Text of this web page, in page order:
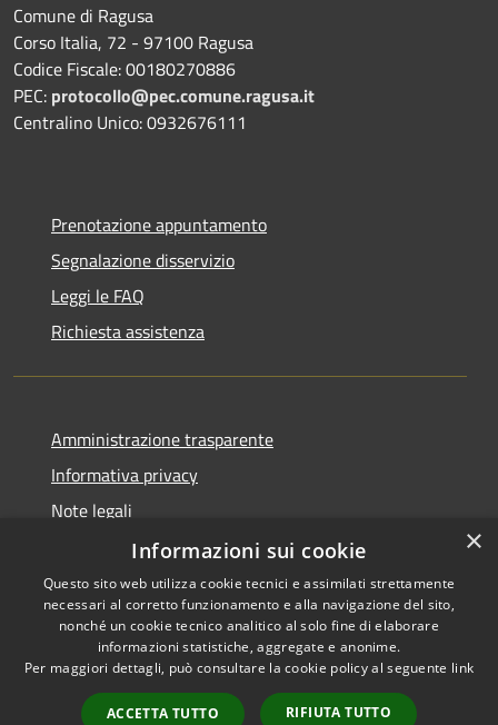
Comune di Ragusa
Corso Italia, 72 - 97100 Ragusa
Codice Fiscale: 00180270886
PEC: protocollo@pec.comune.ragusa.it
Centralino Unico: 0932676111
Prenotazione appuntamento
Segnalazione disservizio
Leggi le FAQ
Richiesta assistenza
Amministrazione trasparente
Informativa privacy
Note legali
Dichiarazione di accessibilità
RSS
Accessibility
Copyright © 2026 • Town of
Ragusa • Powered by
Municipium• Admin
×
Informazioni sui cookie
Questo sito web utilizza cookie tecnici e assimilati strettamente
necessari al corretto funzionamento e alla navigazione del sito,
nonché un cookie tecnico analitico al solo fine di elaborare
informazioni statistiche, aggregate e anonime.
Per maggiori dettagli, può consultare la cookie policy al seguente link
ACCETTA TUTTO RIFIUTA TUTTO